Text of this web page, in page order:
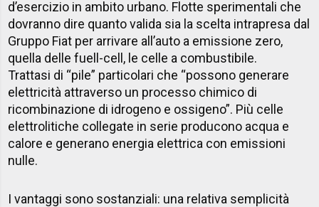
d’esercizio in ambito urbano. Flotte sperimentali che
dovranno dire quanto valida sia la scelta intrapresa dal
Gruppo Fiat per arrivare all’auto a emissione zero,
quella delle fuell-cell, le celle a combustibile.
Trattasi di “pile” particolari che “possono generare
elettricità attraverso un processo chimico di
ricombinazione di idrogeno e ossigeno”. Più celle
elettrolitiche collegate in serie producono acqua e
calore e generano energia elettrica con emissioni
nulle.
I vantaggi sono sostanziali: una relativa semplicità